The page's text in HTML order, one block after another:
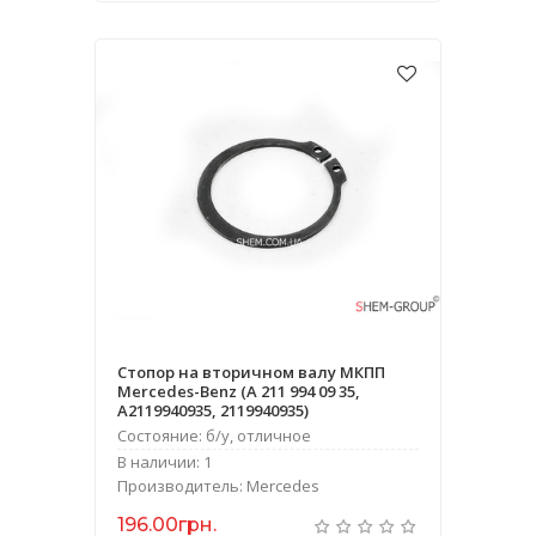
Стопор на вторичном валу МКПП
Mercedes-Benz (A 211 994 09 35,
A2119940935, 2119940935)
Состояние: б/у, отличное
В наличии: 1
Производитель: Mercedes
196.00грн.